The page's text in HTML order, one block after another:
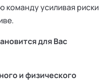
команду усиливая риски
для Вас
и физического